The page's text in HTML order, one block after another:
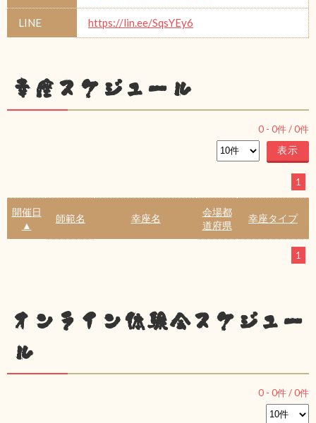
LINE https://lin.ee/SqsYEy6
幸座スケジュール
0 - 0件 /0件
1
開催日
▲
師範名 幸座名
会場都
道府県
幸座タイプ
1
オンライン体験会スケジュー
ル
0 - 0件 /0件